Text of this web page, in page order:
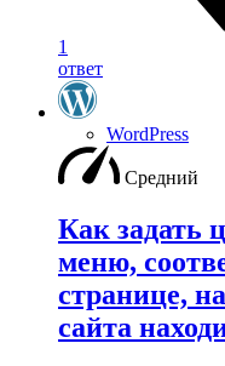
1
ответ
WordPress
Средний
Как задать
меню,
странице,
сайта